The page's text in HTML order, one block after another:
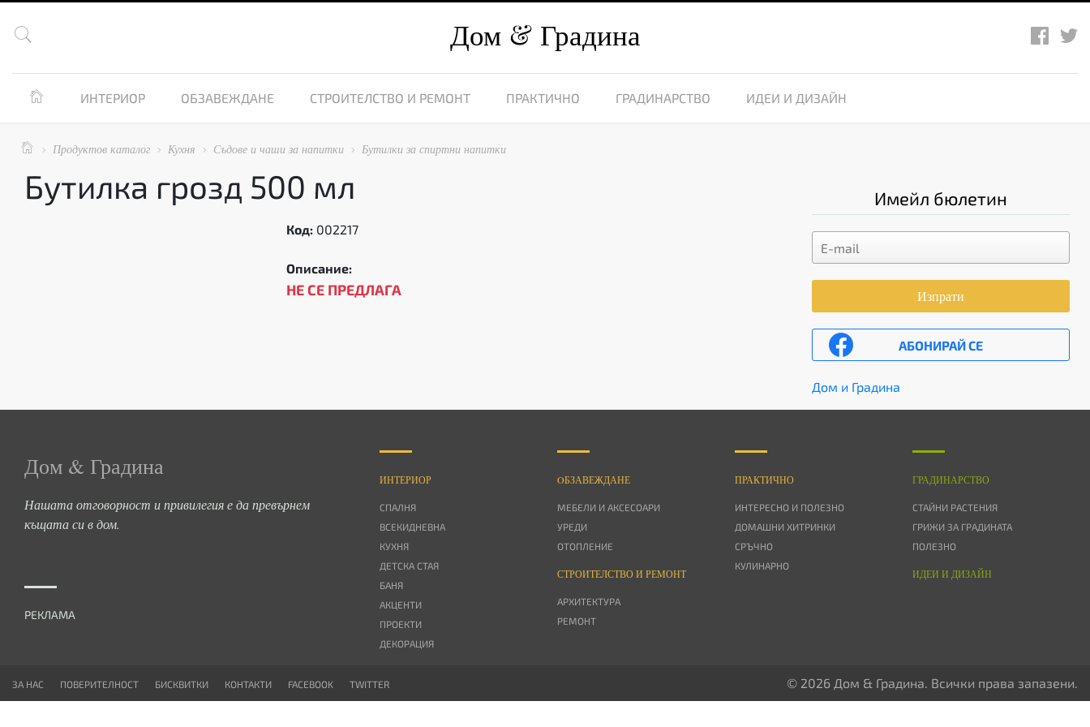
 Дом Градина
 ИНТЕРИОР ОБЗАВЕЖДАНЕ СТРОИТЕЛСТВО И РЕМОНТ ПРАКТИЧНО ГРАДИНАРСТВО ИДЕИ И ДИЗАЙН
  Продуктов каталог  Кухня  Съдове и чаши за напитки  Бутилки за спиртни напитки
Бутилка грозд 500 мл
Код: 002217
Описание:
НЕ СЕ ПРЕДЛАГА
Имейл бюлетин
Изпрати
АБОНИРАЙ СЕ
Дом и Градина
Дом & Градина
Нашата отговорност и привилегия е да превърнем
къщата си в дом.
РЕКЛАМА
ИНТЕРИОР
СПАЛНЯ
ВСЕКИДНЕВНА
КУХНЯ
ДЕТСКА СТАЯ
БАНЯ
АКЦЕНТИ
ПРОЕКТИ
ДЕКОРАЦИЯ
OБЗАВЕЖДАНЕ
МЕБЕЛИ И АКСЕСОАРИ
УРЕДИ
ОТОПЛЕНИЕ
СТРОИТЕЛСТВО И РЕМОНТ
АРХИТЕКТУРА
РЕМОНТ
ПРАКТИЧНО
ИНТЕРЕСНО И ПОЛЕЗНО
ДОМАШНИ ХИТРИНКИ
СРЪЧНО
КУЛИНАРНО
ГРАДИНАРСТВО
СТАЙНИ РАСТЕНИЯ
ГРИЖИ ЗА ГРАДИНАТА
ПОЛЕЗНО
ИДЕИ И ДИЗАЙН
ЗА НАС ПОВЕРИТЕЛНОСТ БИСКВИТКИ КОНТАКТИ FACEBOOK TWITTER © 2026 Дом & Градина. Всички права запазени.